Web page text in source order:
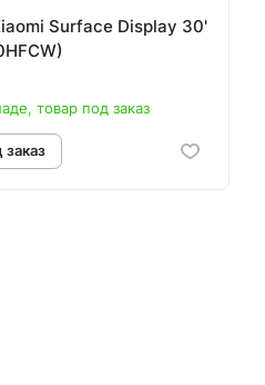
Surface Display 30'
товар под заказ